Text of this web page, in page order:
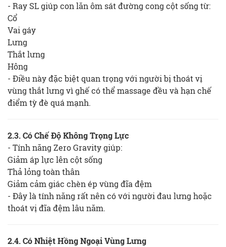
- Ray SL giúp con lăn ôm sát đường cong cột sống từ:
Cổ
Vai gáy
Lưng
Thắt lưng
Hông
- Điều này đặc biệt quan trọng với người bị thoát vị
vùng thắt lưng vì ghế có thể massage đều và hạn chế
điểm tỳ đè quá mạnh.
2.3. Có Chế Độ Không Trọng Lực
- Tính năng Zero Gravity giúp:
Giảm áp lực lên cột sống
Thả lỏng toàn thân
Giảm cảm giác chèn ép vùng đĩa đệm
- Đây là tính năng rất nên có với người đau lưng hoặc
thoát vị đĩa đệm lâu năm.
2.4. Có Nhiệt Hồng Ngoại Vùng Lưng